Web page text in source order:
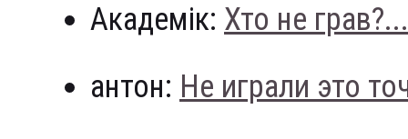
Академік: Хто не грав?...
антон: Не играли это